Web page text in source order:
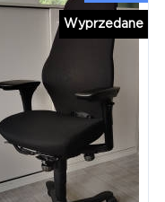
Wyprzedane